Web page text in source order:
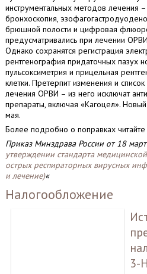
инструментальных методов лечения –
бронхоскопия,
брюшной полости и цифровая
предусматривались при лечении
Однако сохранятся регистрация
рентгенография придаточных пазух
пульсоксиметрия и прицельная
клетки. Претерпит изменения и
лечения ОРВИ – из него исключат
препараты, включая «Кагоцел». Новый
мая.
Более подробно о поправках
Приказ Минздрава России от 18
утверждении стандарта
острых респираторных вирусных
и лечение)«
Налогообложение
3-